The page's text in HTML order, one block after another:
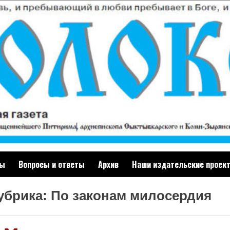
Вопросы и ответы Архив Наши издательские
По законам милосердия